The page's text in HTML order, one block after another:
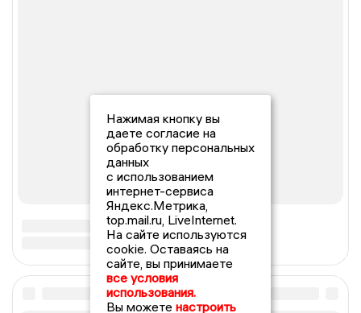
Нажимая кнопку вы
даете согласие на
обработку персональных
данных
с использованием
интернет-сервиса
Яндекс.Метрика,
top.mail.ru, LiveInternet.
На сайте используются
cookie. Оставаясь на
сайте, вы принимаете
все условия
использования.
Вы можете настроить